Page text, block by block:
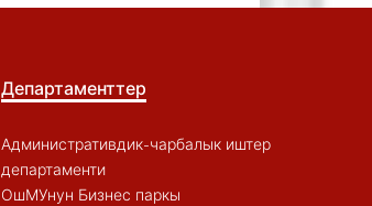
Департаменттер
Административдик-чарбалык иштер
департаменти
ОшМУнун Бизнес паркы